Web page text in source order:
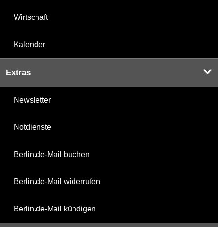
Wirtschaft
Kalender
Extras
Newsletter
Notdienste
Berlin.de-Mail buchen
Berlin.de-Mail widerrufen
Berlin.de-Mail kündigen